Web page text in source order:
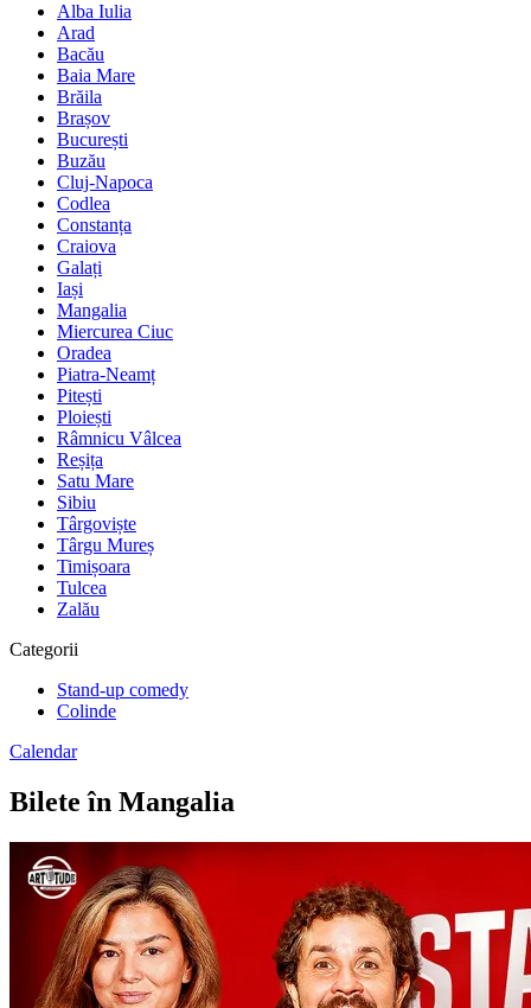
Alba Iulia
Arad
Bacău
Baia Mare
Brăila
Brașov
București
Buzău
Cluj-Napoca
Codlea
Constanța
Craiova
Galați
Iași
Mangalia
Miercurea Ciuc
Oradea
Piatra-Neamț
Pitești
Ploiești
Râmnicu Vâlcea
Reșița
Satu Mare
Sibiu
Târgoviște
Târgu Mureș
Timișoara
Tulcea
Zalău
Categorii
Stand-up comedy
Colinde
Calendar
Bilete în Mangalia